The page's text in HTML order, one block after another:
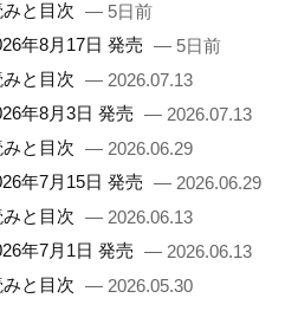
と目次 — 5日前
年8月17日 発売 — 5日前
と目次 — 2026.07.13
年8月3日 発売 — 2026.07.13
と目次 — 2026.06.29
年7月15日 発売 — 2026.06.29
と目次 — 2026.06.13
年7月1日 発売 — 2026.06.13
と目次 — 2026.05.30